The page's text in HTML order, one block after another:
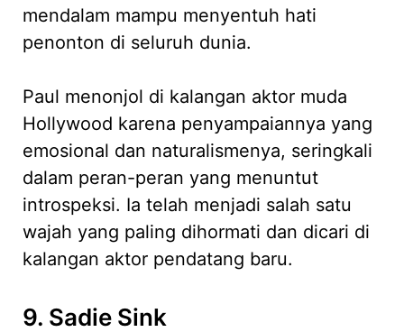
mendalam mampu menyentuh hati
penonton di seluruh dunia.
Paul menonjol di kalangan aktor muda
Hollywood karena penyampaiannya yang
emosional dan naturalismenya, seringkali
dalam peran-peran yang menuntut
introspeksi. Ia telah menjadi salah satu
wajah yang paling dihormati dan dicari di
kalangan aktor pendatang baru.
9. Sadie Sink